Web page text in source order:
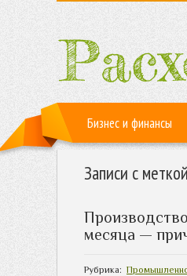
Бизнес и финансы
Записи с
месяца —
Рубрика: